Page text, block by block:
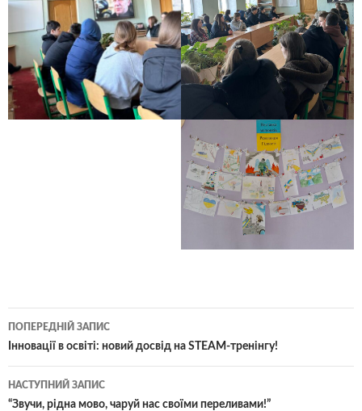
Навігація
по
записам
ПОПЕРЕДНІЙ ЗАПИС
Інновації в освіті: новий досвід на STEAM-тренінгу!
НАСТУПНИЙ ЗАПИС
“Звучи, рідна мово, чаруй нас своїми переливами!”